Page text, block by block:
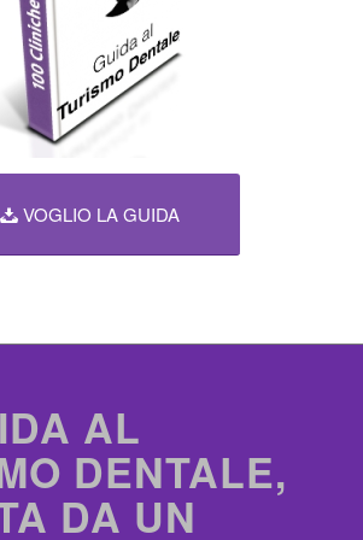
VOGLIO LA GUIDA
AL
DENTALE,
DA UN